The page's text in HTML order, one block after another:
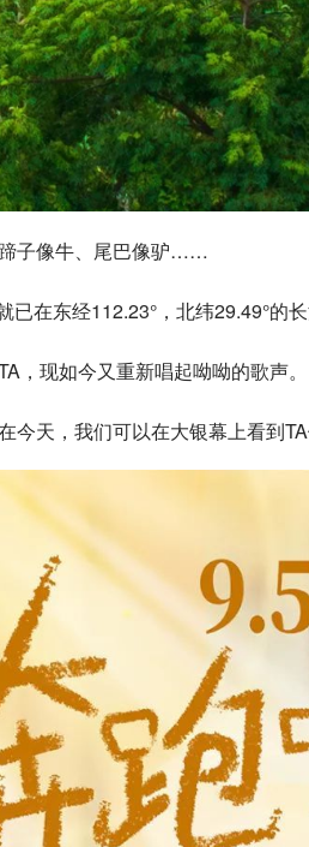
子像牛、尾巴像驴……
已在东经112.23°，北纬29.49°的
，现如今又重新唱起呦呦的歌声。
今天，我们可以在大银幕上看到TA